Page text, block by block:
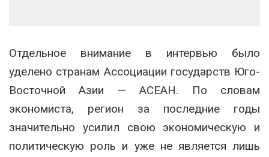
Отдельное внимание в интервью было
уделено странам Ассоциации государств Юго-
Восточной Азии —АСЕАН. По словам
экономиста, регион за последние годы
значительно усилил свою экономическую и
политическую роль и уже не является лишь